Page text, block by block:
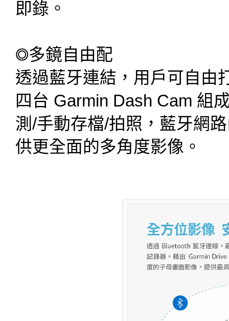
即錄。
◎多鏡自由配
透過藍牙連結，用戶可自由
四台 Garmin Dash Cam 組
測/手動存檔/拍照，藍牙網
供更全面的多角度影像。